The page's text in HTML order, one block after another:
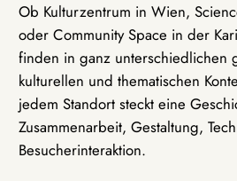
Ob Kulturzentrum in Wien,
oder Community Space in der
finden in ganz unterschiedlichen
kulturellen und thematischen
jedem Standort steckt eine
Zusammenarbeit, Gestaltung,
Besucherinteraktion.